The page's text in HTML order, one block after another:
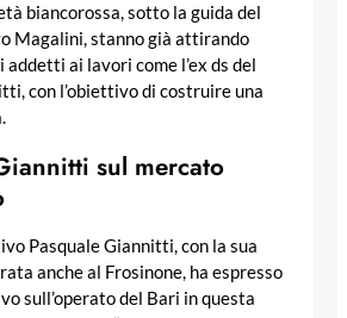
biancorossa, sotto la guida del
Magalini, stanno già attirando
addetti ai lavori come l’ex ds del
con l’obiettivo di costruire una
sul mercato
Pasquale Giannitti, con la sua
anche al Frosinone, ha espresso
sull’operato del Bari in questa